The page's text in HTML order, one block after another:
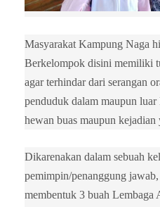
Masyarakat Kampung Naga
Berkelompok disini memiliki
agar terhindar dari serangan
penduduk dalam maupun
hewan buas maupun
Dikarenakan dalam sebuah
pemimpin/penanggung
membentuk 3 buah